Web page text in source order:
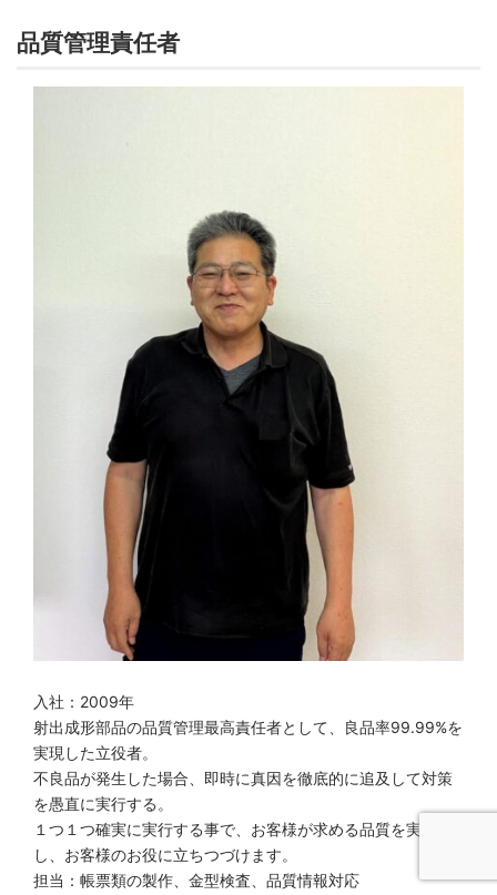
品質管理責任者
入社：2009年
射出成形部品の品質管理最高責任者として、良品率99.99%を
実現した立役者。
不良品が発生した場合、即時に真因を徹底的に追及して対策
を愚直に実行する。
１つ１つ確実に実行する事で、お客様が求める品質を実現
し、お客様のお役に立ちつづけます。
担当：帳票類の製作、金型検査、品質情報対応